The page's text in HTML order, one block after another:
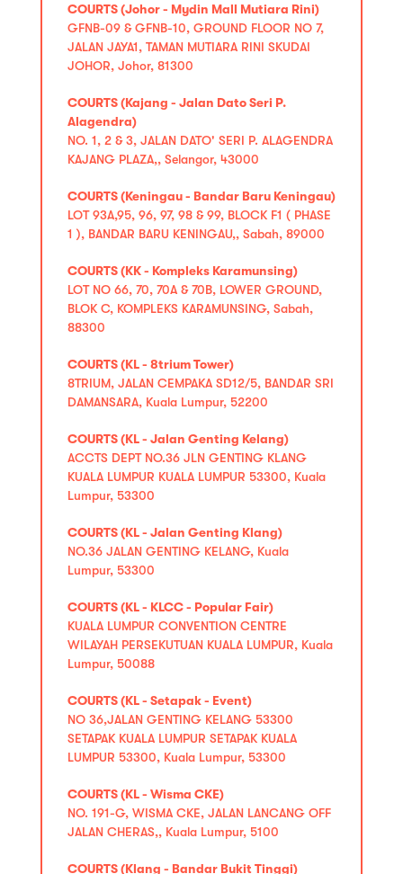
COURTS (Johor - Mydin Mall Mutiara Rini)
GFNB-09 & GFNB-10, GROUND FLOOR NO 7,
JALAN JAYA1, TAMAN MUTIARA RINI SKUDAI
JOHOR, Johor, 81300
COURTS (Kajang - Jalan Dato Seri P.
Alagendra)
NO. 1, 2 & 3, JALAN DATO' SERI P. ALAGENDRA
KAJANG PLAZA,, Selangor, 43000
COURTS (Keningau - Bandar Baru Keningau)
LOT 93A,95, 96, 97, 98 & 99, BLOCK F1 ( PHASE
1 ), BANDAR BARU KENINGAU,, Sabah, 89000
COURTS (KK - Kompleks Karamunsing)
LOT NO 66, 70, 70A & 70B, LOWER GROUND,
BLOK C, KOMPLEKS KARAMUNSING, Sabah,
88300
COURTS (KL - 8trium Tower)
8TRIUM, JALAN CEMPAKA SD12/5, BANDAR SRI
DAMANSARA, Kuala Lumpur, 52200
COURTS (KL - Jalan Genting Kelang)
ACCTS DEPT NO.36 JLN GENTING KLANG
KUALA LUMPUR KUALA LUMPUR 53300, Kuala
Lumpur, 53300
COURTS (KL - Jalan Genting Klang)
NO.36 JALAN GENTING KELANG, Kuala
Lumpur, 53300
COURTS (KL - KLCC - Popular Fair)
KUALA LUMPUR CONVENTION CENTRE
WILAYAH PERSEKUTUAN KUALA LUMPUR, Kuala
Lumpur, 50088
COURTS (KL - Setapak - Event)
NO 36,JALAN GENTING KELANG 53300
SETAPAK KUALA LUMPUR SETAPAK KUALA
LUMPUR 53300, Kuala Lumpur, 53300
COURTS (KL - Wisma CKE)
NO. 191-G, WISMA CKE, JALAN LANCANG OFF
JALAN CHERAS,, Kuala Lumpur, 5100
COURTS (Klang - Bandar Bukit Tinggi)